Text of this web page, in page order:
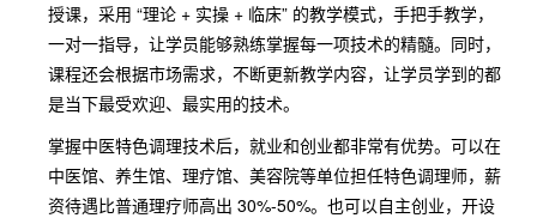
授课，采用 “理论 + 实操 + 临床” 的教学模式，手把手教学，
一对一指导，让学员能够熟练掌握每一项技术的精髓。同时，
课程还会根据市场需求，不断更新教学内容，让学员学到的都
是当下最受欢迎、最实用的技术。
掌握中医特色调理技术后，就业和创业都非常有优势。可以在
中医馆、养生馆、理疗馆、美容院等单位担任特色调理师，薪
资待遇比普通理疗师高出 30%-50%。也可以自主创业，开设